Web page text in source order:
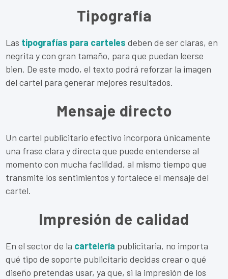
Tipografía
Las tipografías para carteles deben de ser claras, en
negrita y con gran tamaño, para que puedan leerse
bien. De este modo, el texto podrá reforzar la imagen
del cartel para generar mejores resultados.
Mensaje directo
Un cartel publicitario efectivo incorpora únicamente
una frase clara y directa que puede entenderse al
momento con mucha facilidad, al mismo tiempo que
transmite los sentimientos y fortalece el mensaje del
cartel.
Impresión de calidad
En el sector de la cartelería publicitaria, no importa
qué tipo de soporte publicitario decidas crear o qué
diseño pretendas usar, ya que, si la impresión de los